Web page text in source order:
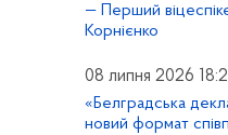
— Перший
Корнієнко
08 липня 2026
«Белградська
новий формат